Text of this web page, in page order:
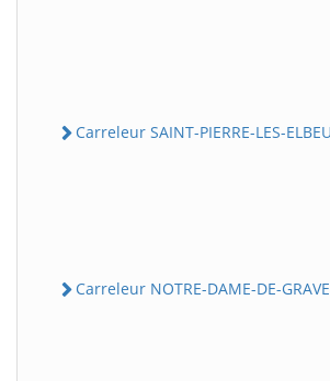
Carreleur SAINT-PIERRE-LES-
Carreleur NOTRE-DAME-DE-